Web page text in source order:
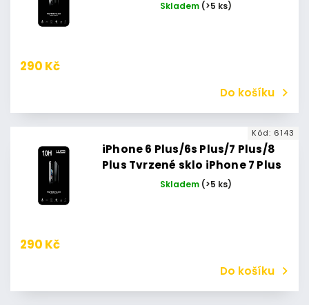
Skladem (>5 ks)
290 Kč
Do košíku
iPhone 6 Plus/6s Plus/7 Plus/8
Plus Tvrzené sklo iPhone 7 Plus
Skladem (>5 ks)
290 Kč
Do košíku
Kód: 6143